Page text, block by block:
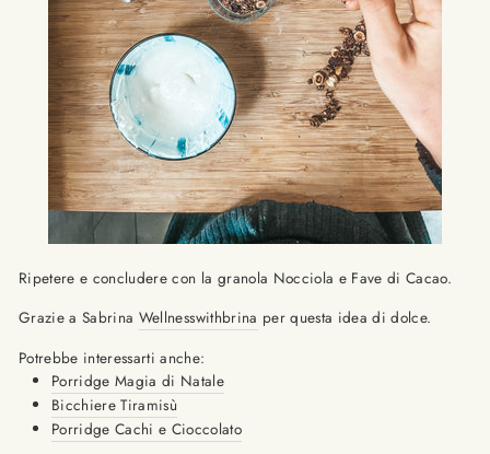
Ripetere e concludere con la granola Nocciola e Fave di Cacao.
Grazie a Sabrina Wellnesswithbrina per questa idea di dolce.
Potrebbe interessarti anche:
Porridge Magia di Natale
Bicchiere Tiramisù
Porridge Cachi e Cioccolato